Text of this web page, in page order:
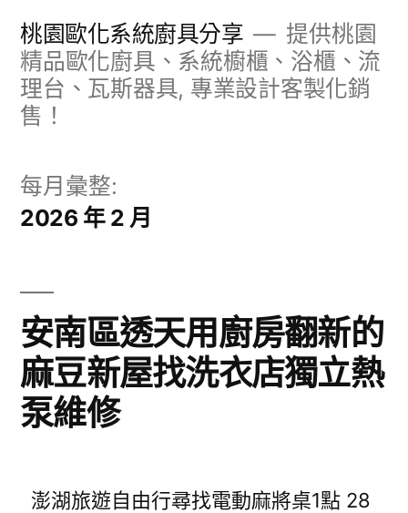
桃園歐化系統廚具分享
提供桃園
精品歐化廚具、系統櫥櫃、浴櫃、流
理台、瓦斯器具, 專業設計客製化銷
售！
每月彙整:
2026 年 2 月
安南區透天用廚房翻新的
麻豆新屋找洗衣店獨立熱
泵維修
澎湖旅遊自由行尋找電動麻將桌1點 28